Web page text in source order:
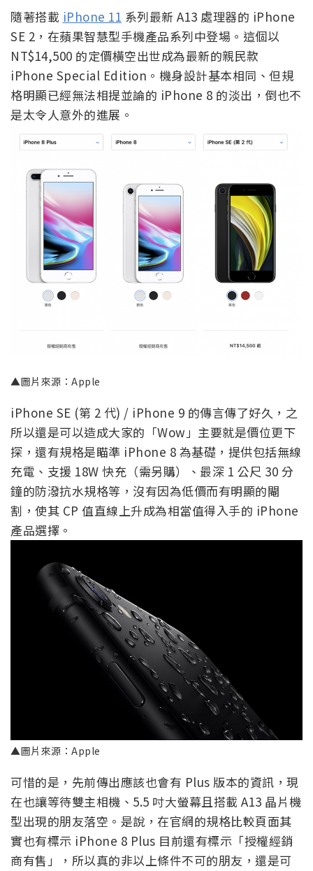
隨著搭載 iPhone 11 系列最新 A13 處理器的 iPhone
SE 2，在蘋果智慧型手機產品系列中登場。這個以
NT$14,500 的定價橫空出世成為最新的親民款
iPhone Special Edition。機身設計基本相同、但規
格明顯已經無法相提並論的 iPhone 8 的淡出，倒也不
是太令人意外的進展。
▲圖片來源：Apple
iPhone SE (第 2 代) / iPhone 9 的傳言傳了好久，之
所以還是可以造成大家的「Wow」主要就是價位更下
探，還有規格是瞄準 iPhone 8 為基礎，提供包括無線
充電、支援 18W 快充（需另購）、最深 1 公尺 30 分
鐘的防潑抗水規格等，沒有因為低價而有明顯的閹
割，使其 CP 值直線上升成為相當值得入手的 iPhone
產品選擇。
▲圖片來源：Apple
可惜的是，先前傳出應該也會有 Plus 版本的資訊，現
在也讓等待雙主相機、5.5 吋大螢幕且搭載 A13 晶片機
型出現的朋友落空。是說，在官網的規格比較頁面其
實也有標示 iPhone 8 Plus 目前還有標示「授權經銷
商有售」，所以真的非以上條件不可的朋友，還是可